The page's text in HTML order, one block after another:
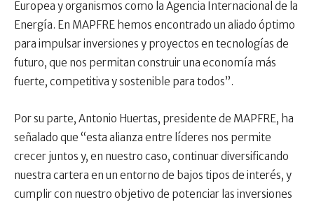
Europea y organismos como la Agencia Internacional de la
Energía. En MAPFRE hemos encontrado un aliado óptimo
para impulsar inversiones y proyectos en tecnologías de
futuro, que nos permitan construir una economía más
fuerte, competitiva y sostenible para todos”.
Por su parte, Antonio Huertas, presidente de MAPFRE, ha
señalado que “esta alianza entre líderes nos permite
crecer juntos y, en nuestro caso, continuar diversificando
nuestra cartera en un entorno de bajos tipos de interés, y
cumplir con nuestro objetivo de potenciar las inversiones